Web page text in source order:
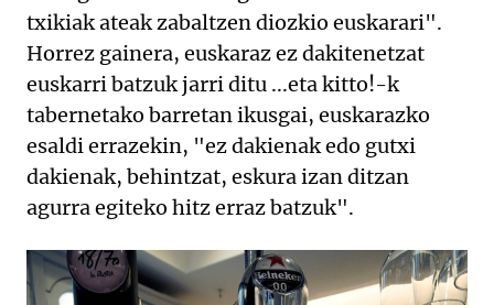
txikiak ateak zabaltzen diozkio euskarari".
Horrez gainera, euskaraz ez dakitenetzat
euskarri batzuk jarri ditu ...eta kitto!-k
tabernetako barretan ikusgai, euskarazko
esaldi errazekin, "ez dakienak edo gutxi
dakienak, behintzat, eskura izan ditzan
agurra egiteko hitz erraz batzuk".